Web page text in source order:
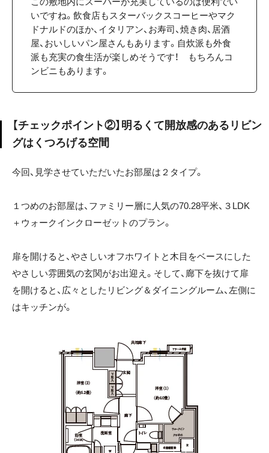
いですね。飲食店もスターバックスコーヒーやマク
ドナルドのほか、イタリアン、お寿司、焼き肉、居酒
屋、おいしいパン屋さんもあります。自炊派も外食
派も充実の食生活が楽しめそうです！ もちろんコ
ンビニもあります。
【チェックポイント②】明るくて開放感のあるリビン
グはくつろげる空間
今回、見学させていただいたお部屋は２タイプ。
１つめのお部屋は、ファミリー層に人気の70.28平米、３LDK
＋ウォークインクローゼットのプラン。
扉を開けると、やさしいオフホワイトと木目をベースにした
やさしい雰囲気の玄関がお出迎え。そして、廊下を抜けて扉
を開けると、広々としたリビング＆ダイニングルーム、左側に
はキッチンが。